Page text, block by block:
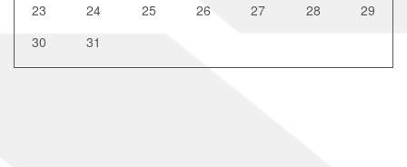
23
24 25 26 27 28
29
30
31